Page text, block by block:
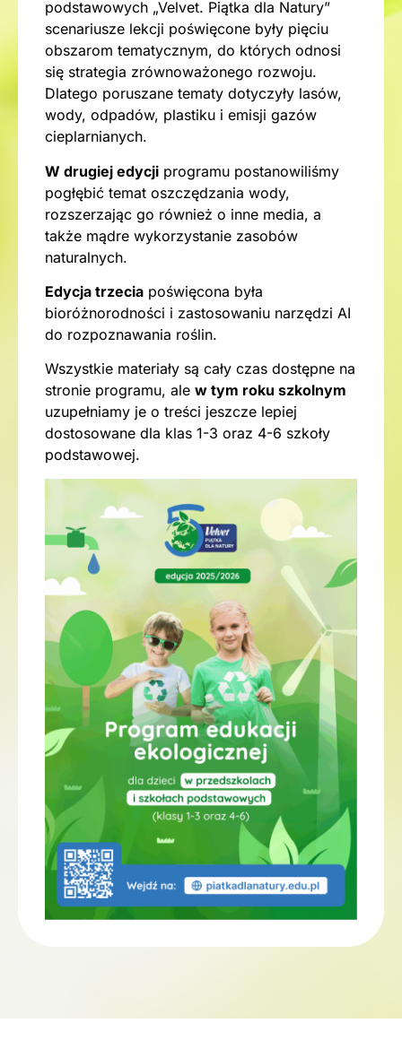
podstawowych „Velvet. Piątka dla Natury”
scenariusze lekcji poświęcone były pięciu
obszarom tematycznym, do których odnosi
się strategia zrównoważonego rozwoju.
Dlatego poruszane tematy dotyczyły lasów,
wody, odpadów, plastiku i emisji gazów
cieplarnianych.
W drugiej edycji programu postanowiliśmy
pogłębić temat oszczędzania wody,
rozszerzając go również o inne media, a
także mądre wykorzystanie zasobów
naturalnych.
Edycja trzecia poświęcona była
bioróżnorodności i zastosowaniu narzędzi AI
do rozpoznawania roślin.
Wszystkie materiały są cały czas dostępne na
stronie programu, ale w tym roku szkolnym
uzupełniamy je o treści jeszcze lepiej
dostosowane dla klas 1-3 oraz 4-6 szkoły
podstawowej.